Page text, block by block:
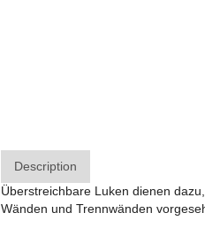
Description
Überstreichbare Luken dienen
Wänden und Trennwänden